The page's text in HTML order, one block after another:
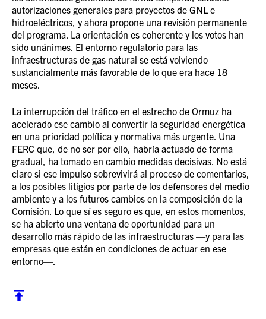
autorizaciones generales para proyectos de GNL e
hidroeléctricos, y ahora propone una revisión permanente
del programa. La orientación es coherente y los votos han
sido unánimes. El entorno regulatorio para las
infraestructuras de gas natural se está volviendo
sustancialmente más favorable de lo que era hace 18
meses.
La interrupción del tráfico en el estrecho de Ormuz ha
acelerado ese cambio al convertir la seguridad energética
en una prioridad política y normativa más urgente. Una
FERC que, de no ser por ello, habría actuado de forma
gradual, ha tomado en cambio medidas decisivas. No está
claro si ese impulso sobrevivirá al proceso de comentarios,
a los posibles litigios por parte de los defensores del medio
ambiente y a los futuros cambios en la composición de la
Comisión. Lo que sí es seguro es que, en estos momentos,
se ha abierto una ventana de oportunidad para un
desarrollo más rápido de las infraestructuras —y para las
empresas que están en condiciones de actuar en ese
entorno—.